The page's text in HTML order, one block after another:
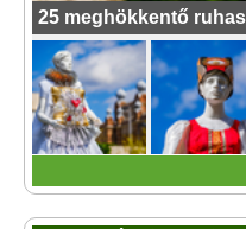
25 meghökkentő